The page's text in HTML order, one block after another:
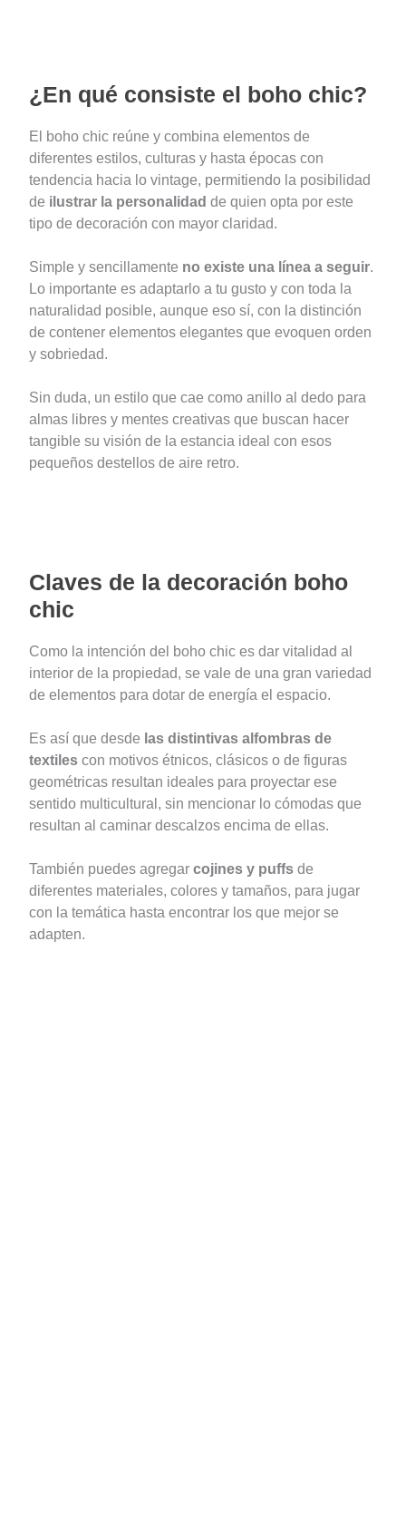
¿En qué consiste el boho chic?
El boho chic reúne y combina elementos de
diferentes estilos, culturas y hasta épocas con
tendencia hacia lo vintage, permitiendo la posibilidad
de ilustrar la personalidadde quien opta por este
tipo de decoración con mayor claridad.
Simple y sencillamente no existe una línea a seguir.
Lo importante es adaptarlo a tu gusto y con toda la
naturalidad posible, aunque eso sí, con la distinción
de contener elementos elegantes que evoquen orden
y sobriedad.
Sin duda, un estilo que cae como anillo al dedo para
almas libres y mentes creativas que buscan hacer
tangible su visión de la estancia ideal con esos
pequeños destellos de aire retro.
Claves de la decoración boho
chic
Como la intención del boho chic es dar vitalidad al
interior de la propiedad, se vale de una gran variedad
de elementos para dotar de energía el espacio.
Es así que desde las distintivas alfombras de
textiles con motivos étnicos, clásicos o de figuras
geométricas resultan ideales para proyectar ese
sentido multicultural, sin mencionar lo cómodas que
resultan al caminar descalzos encima de ellas.
También puedes agregarcojines y puffs de
diferentes materiales, colores y tamaños, para jugar
con la temática hasta encontrar los que mejor se
adapten.